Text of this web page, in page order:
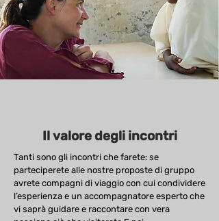
Il valore degli incontri
Tanti sono gli incontri che farete: se
parteciperete alle nostre proposte di gruppo
avrete compagni di viaggio con cui condividere
l’esperienza e un accompagnatore esperto che
vi saprà guidare e raccontare con vera